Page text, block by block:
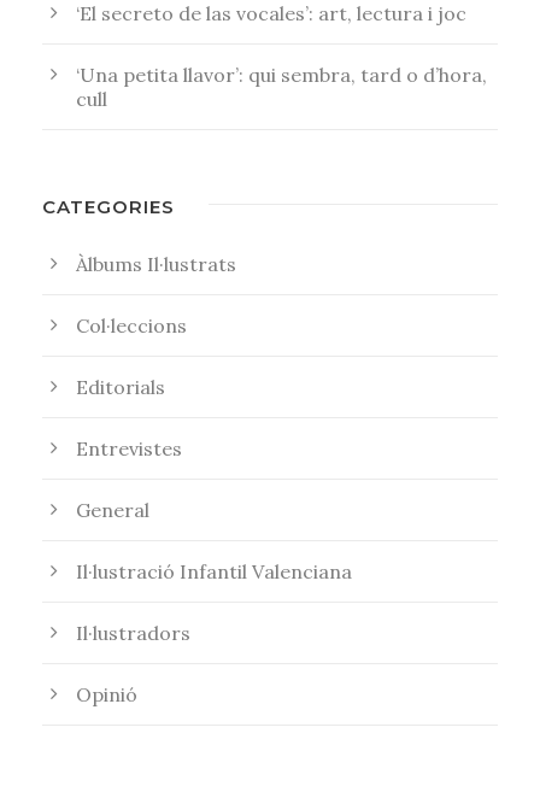
‘El secreto de las vocales’: art, lectura i joc
‘Una petita llavor’: qui sembra, tard o d’hora,
cull
CATEGORIES
Àlbums Il·lustrats
Col·leccions
Editorials
Entrevistes
General
Il·lustració Infantil Valenciana
Il·lustradors
Opinió